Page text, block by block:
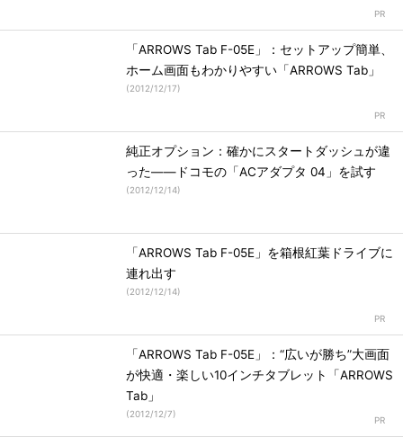
「ARROWS Tab F-05E」：セットアップ簡単、
ホーム画面もわかりやすい「ARROWS Tab」
(2012/12/17)
純正オプション：確かにスタートダッシュが違
った――ドコモの「ACアダプタ 04」を試す
(2012/12/14)
「ARROWS Tab F-05E」を箱根紅葉ドライブに
連れ出す
(2012/12/14)
「ARROWS Tab F-05E」：“広いが勝ち”大画面
が快適・楽しい10インチタブレット「ARROWS
Tab」
(2012/12/7)